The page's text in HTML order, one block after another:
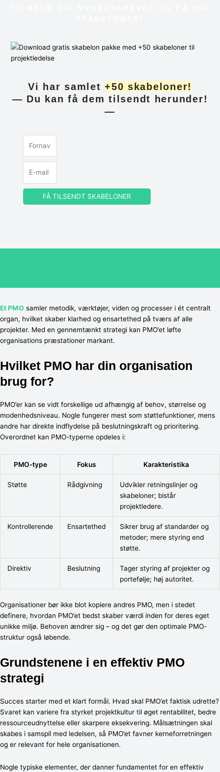
Vi har samlet+50 skabeloner!
— Du kan få dem tilsendt herunder!
—
FÅ TILSENDT SKABELONER
Et PMO samler metodik, værktøjer, viden og processer i ét centralt
organ, hvilket skaber klarhed og ensartethed på tværs af alle
projekter. Med en gennemtænkt strategi kan PMO’et løfte
organisations præstationer markant.
Hvilket PMO har din organisation
brug for?
PMO’er kan se vidt forskellige ud afhængig af behov, størrelse og
modenhedsniveau. Nogle fungerer mest som støttefunktioner, mens
andre har direkte indflydelse på beslutningskraft og prioritering.
Overordnet kan PMO-typerne opdeles i:
PMO-type Fokus Karakteristika
Støtte Rådgivning
Udvikler retningslinjer og
skabeloner; bistår
projektledere.
Kontrollerende Ensartethed
Sikrer brug af standarder og
metoder; mere styring end
støtte.
Direktiv Beslutning
Tager styring af projekter og
portefølje; høj autoritet.
Organisationer bør ikke blot kopiere andres PMO, men i stedet
definere, hvordan PMO’et bedst skaber værdi inden for deres eget
unikke miljø. Behoven ændrer sig – og det gør den optimale PMO-
struktur også løbende.
Grundstenene i en effektiv PMO
strategi
Succes starter med et klart formål. Hvad skal PMO’et faktisk udrette?
Svaret kan variere fra styrket projektkultur til øget rentabilitet, bedre
ressourceudnyttelse eller skarpere eksekvering. Målsætningen skal
skabes i samspil med ledelsen, så PMO’et favner kerneforretningen
og er relevant for hele organisationen.
Nogle typiske elementer, der danner fundamentet for en effektiv